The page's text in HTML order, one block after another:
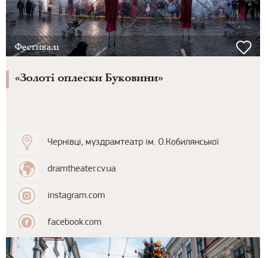
Фестивалі
«Золоті оплески Буковини»
Чернівці, муздрамтеатр ім. О.Кобилянської
dramtheater.cv.ua
instagram.com
facebook.com